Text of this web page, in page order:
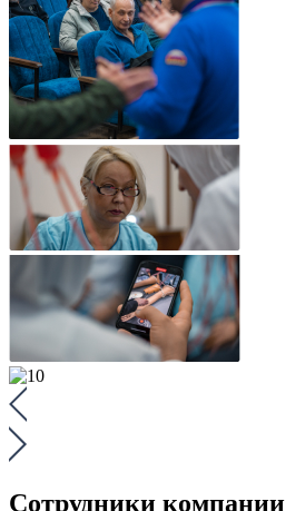
Сотрудники компании